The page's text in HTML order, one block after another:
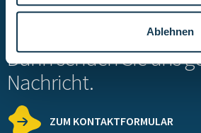
Ablehnen
Dann senden Sie uns
Nachricht.
ZUM KONTAKTFORMULAR